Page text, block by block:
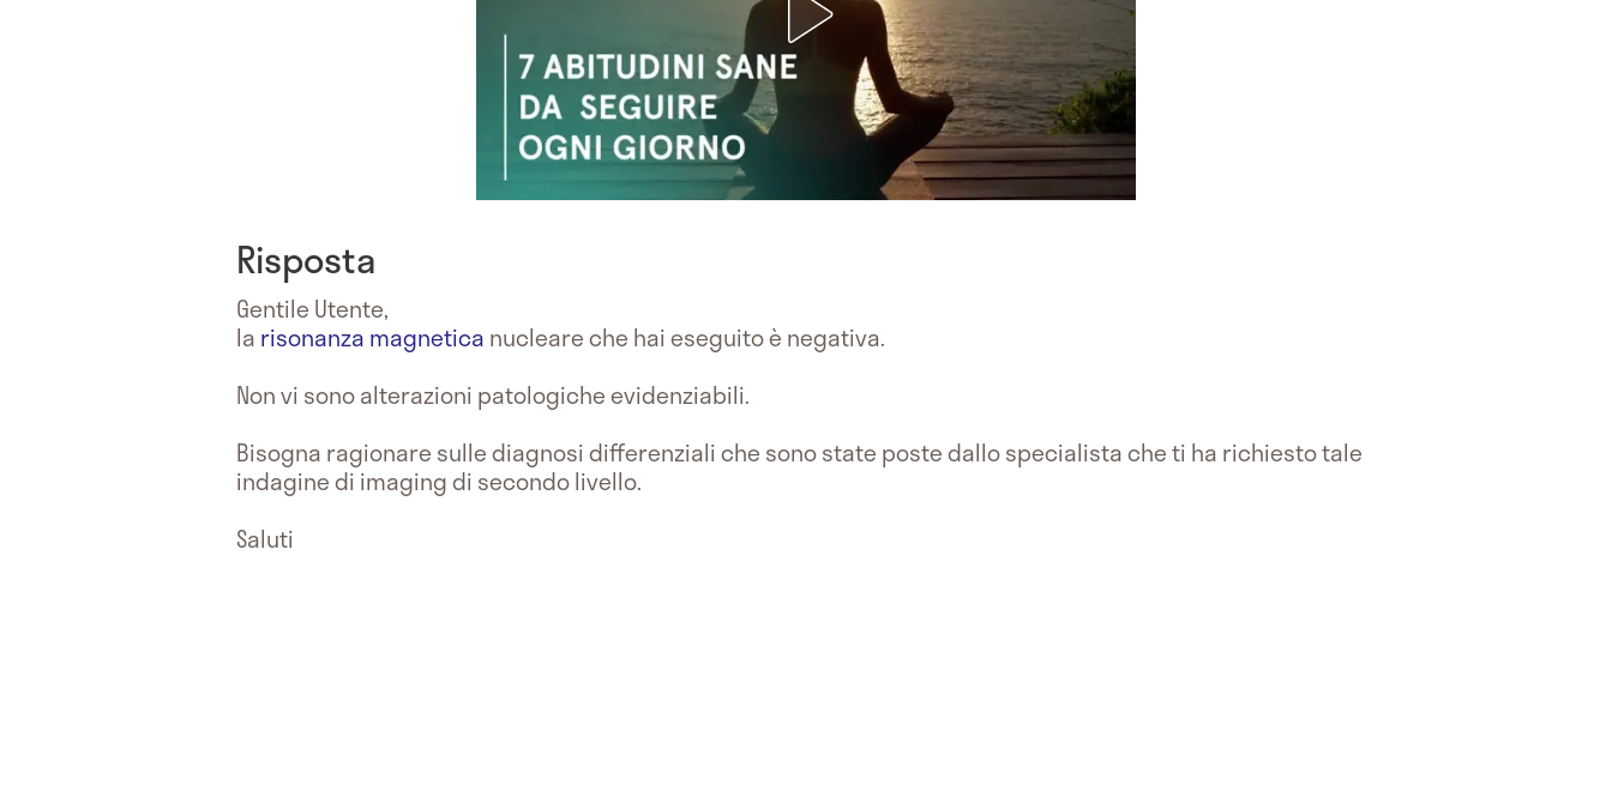
Risposta
Gentile Utente,
la risonanza magnetica nucleare che hai eseguito è negativa.
Non vi sono alterazioni patologiche evidenziabili.
Bisogna ragionare sulle diagnosi differenziali che sono state poste dallo specialista che ti ha richiesto tale
indagine di imaging di secondo livello.
Saluti